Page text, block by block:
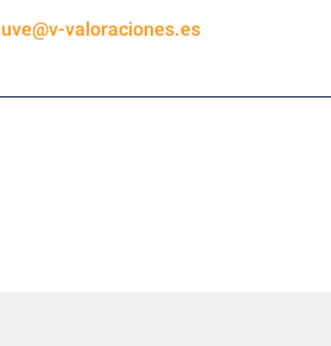
uve@v-valoraciones.es